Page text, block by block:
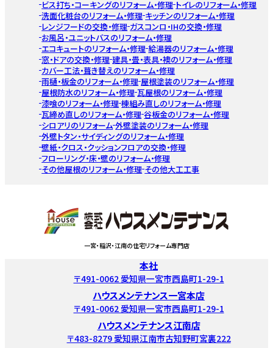
ビス打ち・コーキングのリフォーム・修理 トイレのリフォーム・修理
洗面化粧台のリフォーム・修理 キッチンのリフォーム・修理
レンジフードの交換・修理 ガスコンロ・IHの交換・修理
お風呂・ユニットバスのリフォーム・修理
エコキュートのリフォーム・修理 給湯器のリフォーム・修理
窓・ドアの交換・修理 建具・畳・表具・襖のリフォーム・修理
カバー工法・葺き替えのリフォーム・修理
雨樋・板金のリフォーム・修理 屋根塗装のリフォーム・修理
屋根防水のリフォーム・修理 瓦屋根のリフォーム・修理
漆喰のリフォーム・修理 棟組み直しのリフォーム・修理
瓦締め直しのリフォーム・修理 谷板金のリフォーム・修理
シロアリのリフォーム 外壁塗装のリフォーム・修理
外壁トタン・サイディングのリフォーム・修理
壁紙・クロス・クッションフロアの交換・修理
フローリング・床・壁のリフォーム・修理
その他屋根のリフォーム・修理 その他大工工事
一宮・稲沢・江南の住宅リフォーム専門店
本社
〒491-0062 愛知県一宮市西島町1-29-1
ハウスメンテナンス一宮本店
〒491-0062 愛知県一宮市西島町1-29-1
ハウスメンテナンス江南店
〒483-8279 愛知県江南市古知野町宮裏222